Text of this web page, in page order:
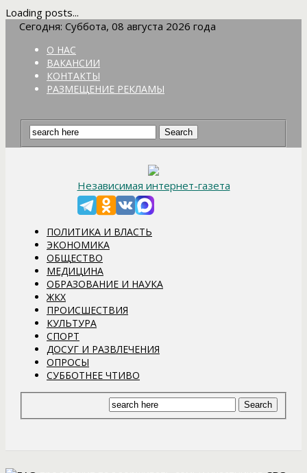
Loading posts...
Сегодня: Суббота, 08 августа 2026 года
О НАС
ВАКАНСИИ
КОНТАКТЫ
РАЗМЕЩЕНИЕ РЕКЛАМЫ
Независимая интернет-газета
ПОЛИТИКА И ВЛАСТЬ
ЭКОНОМИКА
ОБЩЕСТВО
МЕДИЦИНА
ОБРАЗОВАНИЕ И НАУКА
ЖКХ
ПРОИСШЕСТВИЯ
КУЛЬТУРА
СПОРТ
ДОСУГ И РАЗВЛЕЧЕНИЯ
ОПРОСЫ
СУББОТНЕЕ ЧТИВО